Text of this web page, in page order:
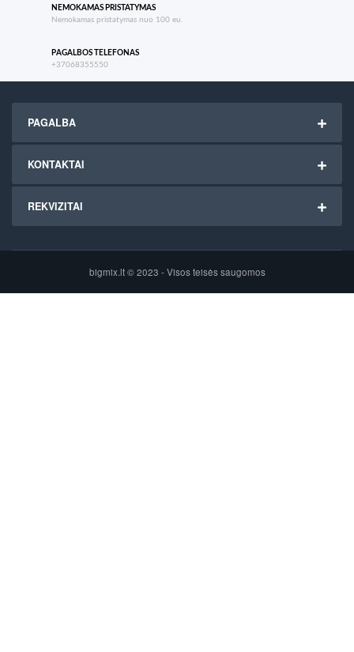
NEMOKAMAS PRISTATYMAS
Nemokamas pristatymas nuo 100 eu.
PAGALBOS TELEFONAS
+37068355550
PAGALBA
KONTAKTAI
REKVIZITAI
bigmix.lt © 2023 - Visos teisės saugomos